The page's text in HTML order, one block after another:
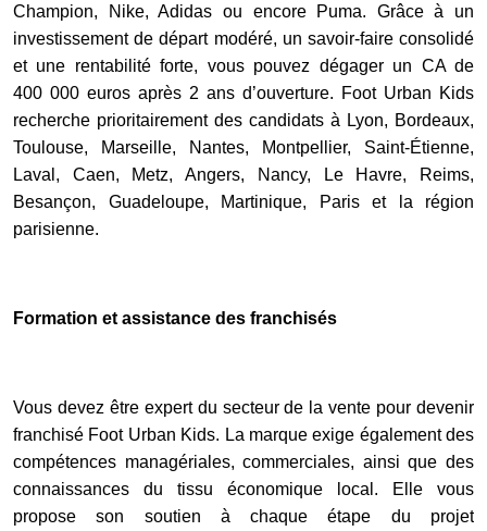
Champion, Nike, Adidas ou encore Puma. Grâce à un
investissement de départ modéré, un savoir-faire consolidé
et une rentabilité forte, vous pouvez dégager un CA de
400 000 euros après 2 ans d’ouverture. Foot Urban Kids
recherche prioritairement des candidats à Lyon, Bordeaux,
Toulouse, Marseille, Nantes, Montpellier, Saint-Étienne,
Laval, Caen, Metz, Angers, Nancy, Le Havre, Reims,
Besançon, Guadeloupe, Martinique, Paris et la région
parisienne.
Formation et assistance des franchisés
Vous devez être expert du secteur de la vente pour devenir
franchisé Foot Urban Kids. La marque exige également des
compétences managériales, commerciales, ainsi que des
connaissances du tissu économique local. Elle vous
propose son soutien à chaque étape du projet